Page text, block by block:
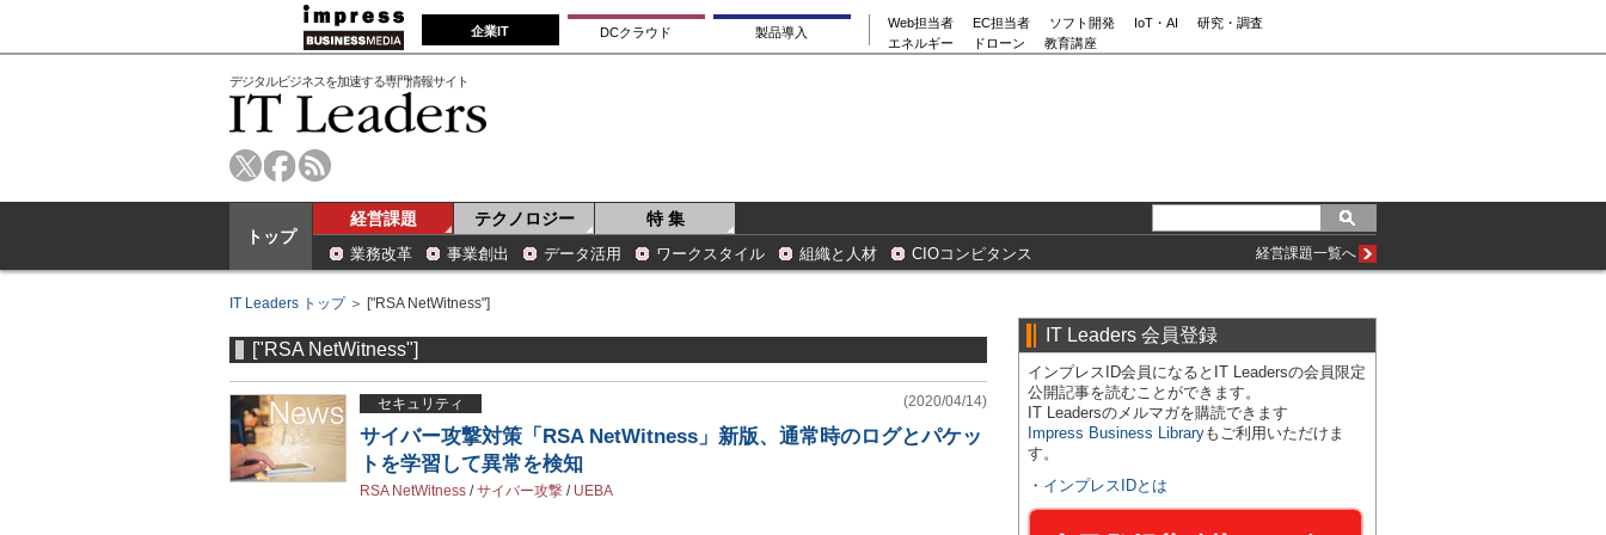
企業IT DCクラウド 製品導入
Web担当者 EC担当者 ソフト開発 IoT・AI
研究・調査
エネルギー
ドローン 教育講座
デジタルビジネスを加速する専門情報サイト
トップ
経営課題 テクノロジー 特 集
業務改革 事業創出 データ活用 ワークスタイル 組織と人材 CIOコンピタンス 経営課題一覧へ
IT Leaders トップ＞ ["RSA NetWitness"]
["RSA NetWitness"]
セキュリティ (2020/04/14)
サイバー攻撃対策「RSA NetWitness」新版、通常時のログとパケッ
トを学習して異常を検知
RSA NetWitness /サイバー攻撃 / UEBA
IT Leaders 会員登録
インプレスID会員になるとIT Leadersの会員限定
公開記事を読むことができます。
IT Leadersのメルマガを購読できます
Impress Business Libraryもご利用いただけま
す。
・ インプレスIDとは